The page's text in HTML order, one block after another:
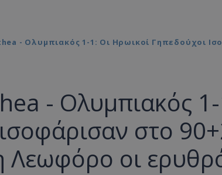
- Ολυμπιακός 1-1: Οι Ηρωικοί Γηπεδούχοι
- Ολυμπιακός
στο
Λεωφόρο οι